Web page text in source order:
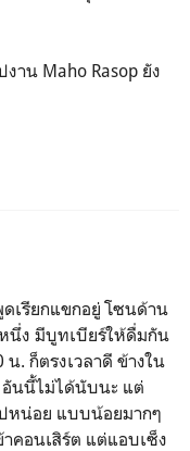
าน Maho Rasop ยัง
เรียกแขกอยู่ โซนด้าน
นึ่ง มีบูทเบียร์ให้ดื่มกัน
น. ก็ตรงเวลาดี ข้างใน
อันนี้ไม่ได้นับนะ แต่
หน่อย แบบน้อยมากๆ
คอนเสิร์ต แต่แอบเซ็ง